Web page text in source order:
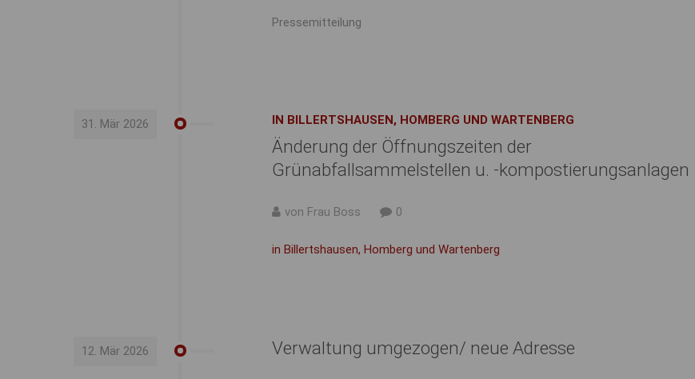
Pressemitteilung
31. Mär 2026 IN BILLERTSHAUSEN, HOMBERG UND WARTENBERG
Änderung der Öffnungszeiten der
Grünabfallsammelstellen u. -kompostierungsanlagen
von Frau Boss 0
in Billertshausen, Homberg und Wartenberg
12. Mär 2026 Verwaltung umgezogen/ neue Adresse